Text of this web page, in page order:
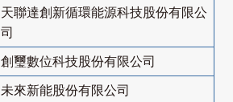
天聯達創新循環能源科技股份有限公
司
創璽數位科技股份有限公司
未來新能股份有限公司